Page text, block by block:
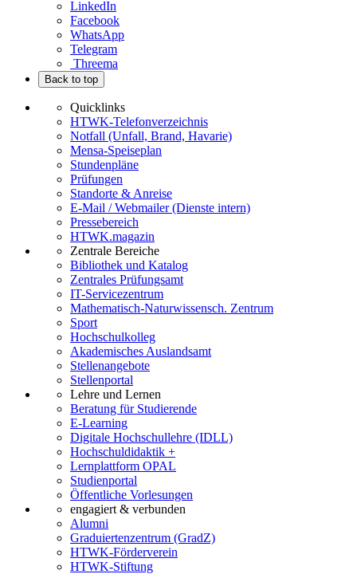
LinkedIn
Facebook
WhatsApp
Telegram
Threema
Back to top
Quicklinks
HTWK-Telefonverzeichnis
Notfall (Unfall, Brand, Havarie)
Mensa-Speiseplan
Stundenpläne
Prüfungen
Standorte & Anreise
E-Mail / Webmailer (Dienste intern)
Pressebereich
HTWK.magazin
Zentrale Bereiche
Bibliothek und Katalog
Zentrales Prüfungsamt
IT-Servicezentrum
Mathematisch-Naturwissensch. Zentrum
Sport
Hochschulkolleg
Akademisches Auslandsamt
Stellenangebote
Stellenportal
Lehre und Lernen
Beratung für Studierende
E-Learning
Digitale Hochschullehre (IDLL)
Hochschuldidaktik +
Lernplattform OPAL
Studienportal
Öffentliche Vorlesungen
engagiert & verbunden
Alumni
Graduiertenzentrum (GradZ)
HTWK-Förderverein
HTWK-Stiftung